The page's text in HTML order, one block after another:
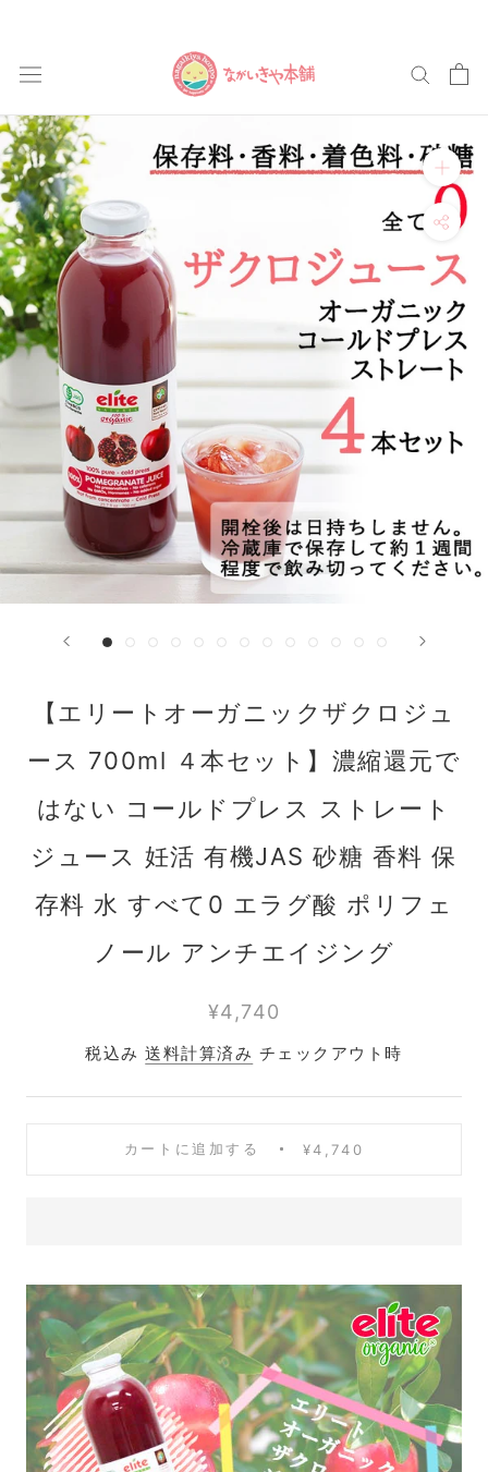
ッ
プ
し
て
コ
ン
テ
ン
に
動
【エリートオーガニックザクロジュ
ース 700ml ４本セット】濃縮還元で
はない コールドプレス ストレート
ジュース 妊活 有機JAS 砂糖 香料 保
存料 水 すべて0 エラグ酸 ポリフェ
ノール アンチエイジング
¥4,740
税込み送料計算済み チェックアウト時
カートに追加する ¥4,740